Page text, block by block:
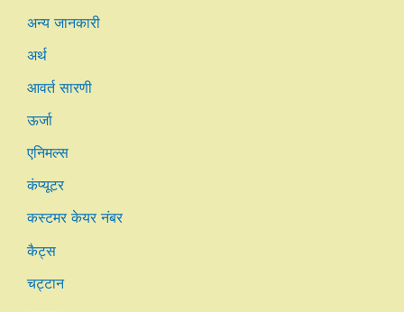
अन्य जानकारी
अर्थ
आवर्त सारणी
ऊर्जा
एनिमल्स
कंप्यूटर
कस्टमर केयर नंबर
कैट्स
चट्टान